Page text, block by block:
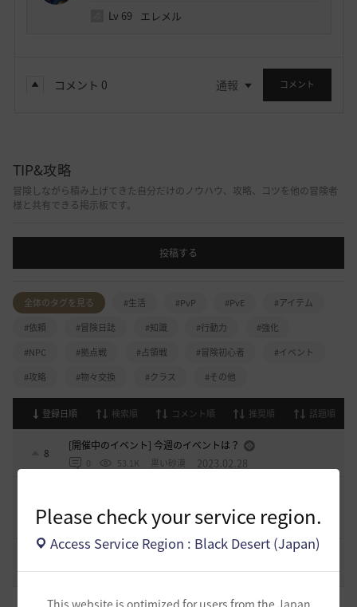
Please check your service region.
Access Service Region : Black Desert (Japan)
Lv 69 エレメル
コメント 0 通報 コメント
TIP&攻略
冒険しながら積み上げてきた自分だけのノウハウ、攻略、コツを他の冒険者
様と共有できる掲示板です。
投稿する
全体のタグを見る #生活 #PvP #PvE
#アイテム
#依頼
#冒険日誌 #知識 #行動力
#強化
#NPC
#拠点戦 #占領戦 #冒険初心者
#イベント
#攻略
#物々交換 #クラス #その他
登録日順 検索順 コメント順 推奨順 話題順
8
[開催中のイベント] 今週のイベントは？
0 53.1K 黒い砂漠 2023.02.28
19
2 43.2K 黒い砂漠 2022.12.21
1 32.3K 黒い砂漠 2021.05.12
初心者向け労働者システムの基礎